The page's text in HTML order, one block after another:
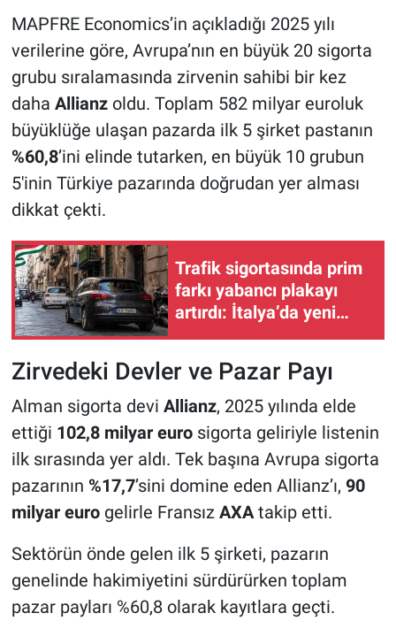
MAPFRE Economics’in açıkladığı 2025 yılı
verilerine göre, Avrupa’nın en büyük 20 sigorta
grubu sıralamasında zirvenin sahibi bir kez
daha Allianzoldu. Toplam 582 milyar euroluk
büyüklüğe ulaşan pazarda ilk 5 şirket pastanın
%60,8’ini elinde tutarken, en büyük 10 grubun
5'inin Türkiye pazarında doğrudan yer alması
dikkat çekti.
Trafik sigortasında prim
farkı yabancı plakayı
artırdı: İtalya’da yeni
trend sigorta
maliyetinden kaçmak
Zirvedeki Devler ve Pazar Payı
Alman sigorta devi Allianz, 2025 yılında elde
ettiği 102,8 milyar eurosigorta geliriyle listenin
ilk sırasında yer aldı. Tek başına Avrupa sigorta
pazarının %17,7’sini domine eden Allianz’ı, 90
milyar eurogelirle Fransız AXAtakip etti.
Sektörün önde gelen ilk 5 şirketi, pazarın
genelinde hakimiyetini sürdürürken toplam
pazar payları %60,8 olarak kayıtlara geçti.